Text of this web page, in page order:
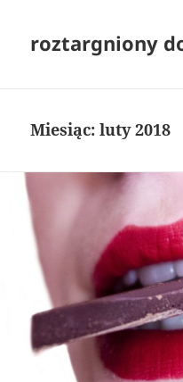
roztargniony
Miesiąc:luty 2018